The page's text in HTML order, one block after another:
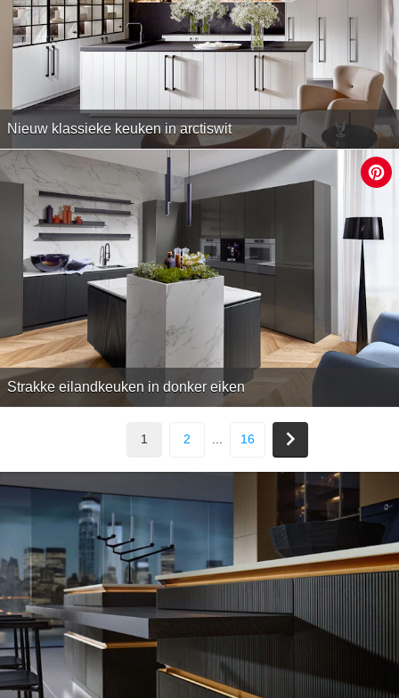
Nieuw klassieke keuken in arctiswit
Strakke eilandkeuken in donker eiken
1 2 ... 16